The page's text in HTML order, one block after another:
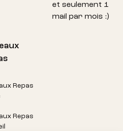
et seulement 1
mail par mois :)
Repas
Repas